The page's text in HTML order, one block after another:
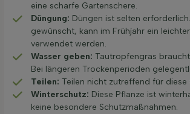
eine scharfe Gartenschere.
Düngung: Düngen ist selten
gewünscht, kann im Frühjahr ein
verwendet werden.
Wasser geben: Tautropfengras
Bei längeren Trockenperioden
Teilen: Teilen nicht zutreffend für diese
Winterschutz: Diese Pflanze ist
keine besondere Schutzmaßnahmen.